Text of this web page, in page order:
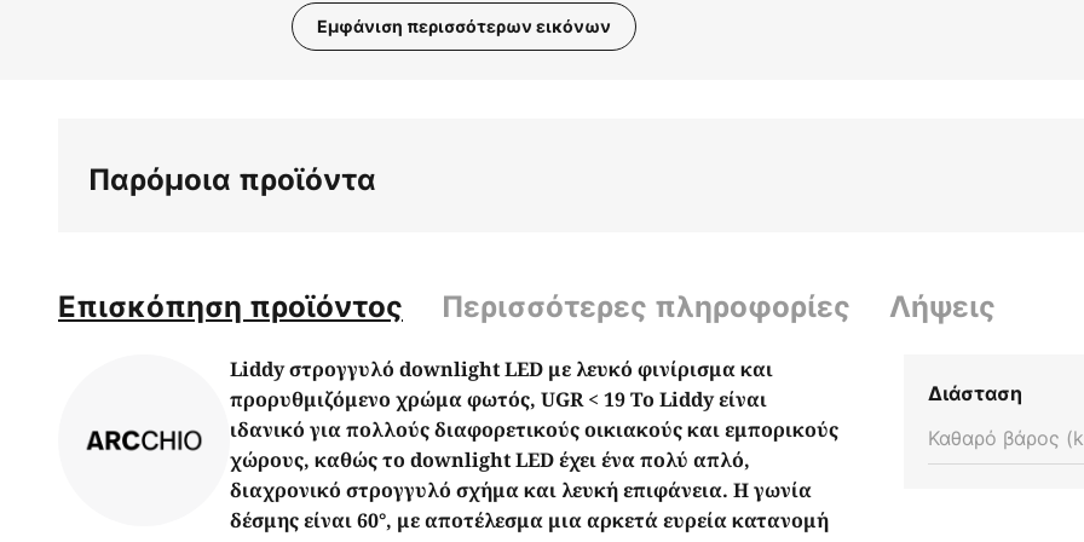
Εμφάνιση περισσότερων εικόνων
συλλογής
Παρόμοια προϊόντα
Επισκόπηση προϊόντος Περισσότερες πληροφορίες Λήψεις
Liddy στρογγυλό downlight LED με λευκό φινίρισμα και
προρυθμιζόμενο χρώμα φωτός, UGR < 19 Το Liddy είναι
ιδανικό για πολλούς διαφορετικούς οικιακούς και εμπορικούς
χώρους, καθώς το downlight LED έχει ένα πολύ απλό,
διαχρονικό στρογγυλό σχήμα και λευκή επιφάνεια. Η γωνία
δέσμης είναι 60°, με αποτέλεσμα μια αρκετά ευρεία κατανομή
Διάσταση
Καθαρό βάρος